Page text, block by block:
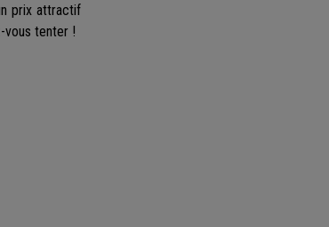
prix attractif
vous tenter !